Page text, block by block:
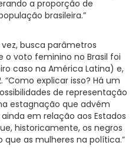
a proporção de
brasileira.”
busca parâmetros
o voto feminino no Brasil foi
caso na América Latina) e,
explicar isso? Há um
de representação
estagnação que advém
em relação aos Estados
historicamente, os negros
as mulheres na política.”